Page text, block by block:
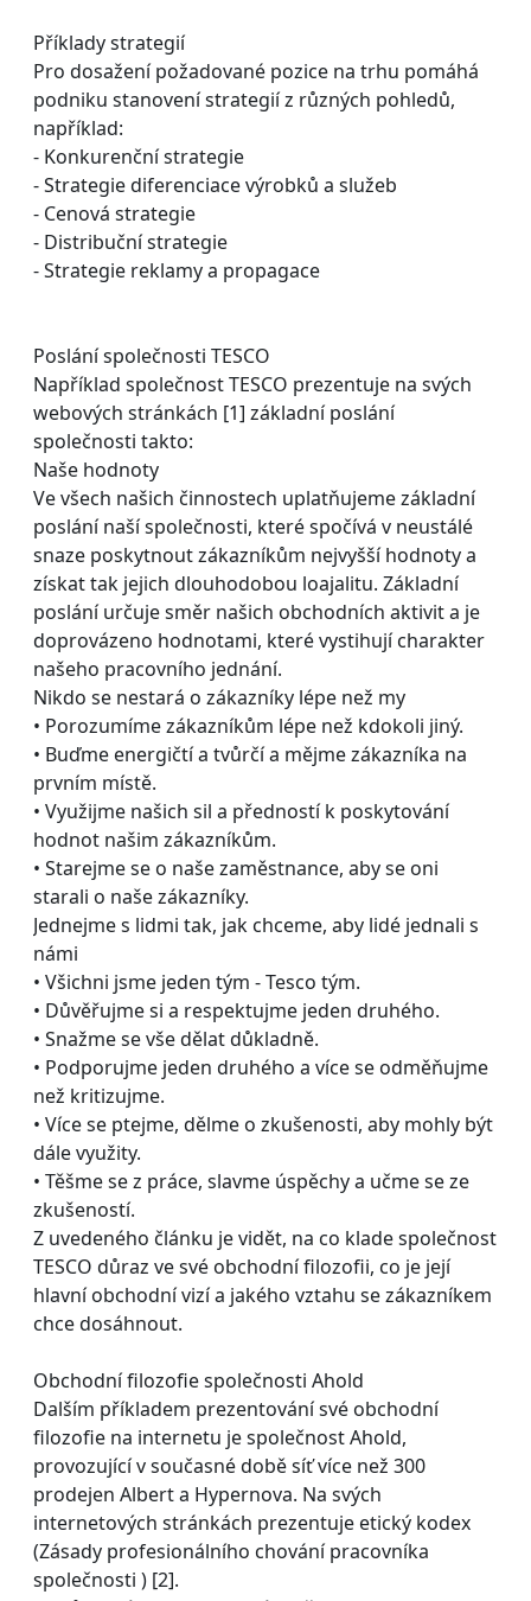
Příklady strategií
Pro dosažení požadované pozice na trhu pomáhá
podniku stanovení strategií z různých pohledů,
například:
- Konkurenční strategie
- Strategie diferenciace výrobků a služeb
- Cenová strategie
- Distribuční strategie
- Strategie reklamy a propagace
Poslání společnosti TESCO
Například společnost TESCO prezentuje na svých
webových stránkách [1] základní poslání
společnosti takto:
Naše hodnoty
Ve všech našich činnostech uplatňujeme základní
poslání naší společnosti, které spočívá v neustálé
snaze poskytnout zákazníkům nejvyšší hodnoty a
získat tak jejich dlouhodobou loajalitu. Základní
poslání určuje směr našich obchodních aktivit a je
doprovázeno hodnotami, které vystihují charakter
našeho pracovního jednání.
Nikdo se nestará o zákazníky lépe než my
• Porozumíme zákazníkům lépe než kdokoli jiný.
• Buďme energičtí a tvůrčí a mějme zákazníka na
prvním místě.
• Využijme našich sil a předností k poskytování
hodnot našim zákazníkům.
• Starejme se o naše zaměstnance, aby se oni
starali o naše zákazníky.
Jednejme s lidmi tak, jak chceme, aby lidé jednali s
námi
• Všichni jsme jeden tým - Tesco tým.
• Důvěřujme si a respektujme jeden druhého.
• Snažme se vše dělat důkladně.
• Podporujme jeden druhého a více se odměňujme
než kritizujme.
• Více se ptejme, dělme o zkušenosti, aby mohly být
dále využity.
• Těšme se z práce, slavme úspěchy a učme se ze
zkušeností.
Z uvedeného článku je vidět, na co klade společnost
TESCO důraz ve své obchodní filozofii, co je její
hlavní obchodní vizí a jakého vztahu se zákazníkem
chce dosáhnout.
Obchodní filozofie společnosti Ahold
Dalším příkladem prezentování své obchodní
filozofie na internetu je společnost Ahold,
provozující v současné době síť více než 300
prodejen Albert a Hypernova. Na svých
internetových stránkách prezentuje etický kodex
(Zásady profesionálního chování pracovníka
společnosti ) [2].